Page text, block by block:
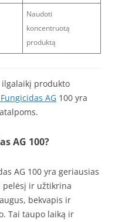
Naudoti
koncentruotą
produktą
produkto
AG 100 yra
AG 100?
AG 100 yra geriausias
pelėsį ir užtikrina
bekvapis ir
Tai taupo laiką ir